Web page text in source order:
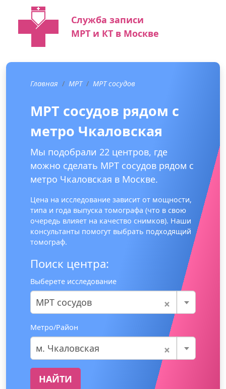
Служба записи
МРТ и КТ в Москве
Главная МРТ МРТ сосудов
МРТ сосудов рядом с
метро Чкаловская
Мы подобрали 22 центров, где
можно сделать МРТ сосудов рядом с
метро Чкаловская в Москве.
Цена на исследование зависит от мощности,
типа и года выпуска томографа (что в свою
очередь влияет на качество снимков). Наши
консультанты помогут выбрать подходящий
томограф.
Поиск центра:
Выберете исследование
×
МРТ сосудов
Метро/Район
×
м. Чкаловская
НАЙТИ